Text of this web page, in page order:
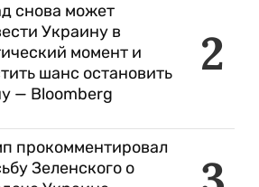
2
снова может
Украину в
момент и
шанс остановить
— Bloomberg
прокомментировал
Зеленского о